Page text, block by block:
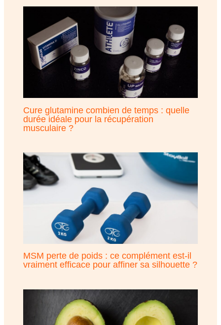
Cure glutamine combien de temps : quelle
durée idéale pour la récupération
musculaire ?
MSM perte de poids : ce complément est-il
vraiment efficace pour affiner sa silhouette ?